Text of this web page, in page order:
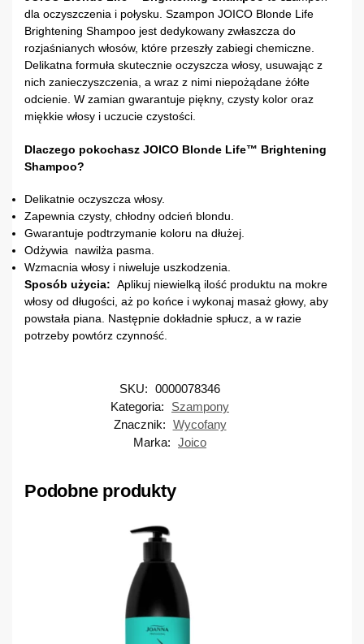
dla oczyszczenia i połysku. Szampon JOICO Blonde Life
Brightening Shampoo jest dedykowany zwłaszcza do
rozjaśnianych włosów, które przeszły zabiegi chemiczne.
Delikatna formuła skutecznie oczyszcza włosy, usuwając z
nich zanieczyszczenia, a wraz z nimi niepożądane żółte
odcienie. W zamian gwarantuje piękny, czysty kolor oraz
miękkie włosy i uczucie czystości.
Dlaczego pokochasz JOICO Blonde Life™ Brightening
Shampoo?
Delikatnie oczyszcza włosy.
Zapewnia czysty, chłodny odcień blondu.
Gwarantuje podtrzymanie koloru na dłużej.
Odżywia nawilża pasma.
Wzmacnia włosy i niweluje uszkodzenia.
Sposób użycia: Aplikuj niewielką ilość produktu na mokre
włosy od długości, aż po końce i wykonaj masaż głowy, aby
powstała piana. Następnie dokładnie spłucz, a w razie
potrzeby powtórz czynność.
SKU: 0000078346
Kategoria:
Szampony
Znacznik: Wycofany
Marka: Joico
Podobne produkty